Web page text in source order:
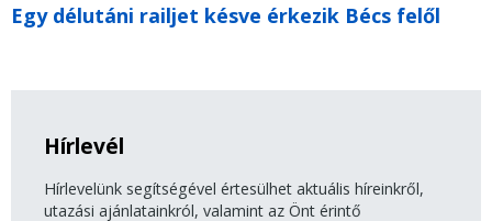
Egy délutáni railjet késve érkezik Bécs felől
Hírlevél
Hírlevelünk segítségével értesülhet aktuális híreinkről,
utazási ajánlatainkról, valamint az Önt érintő